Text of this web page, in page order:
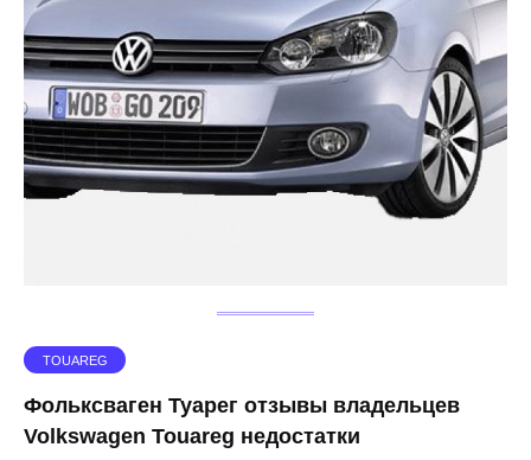
TOUAREG
Фольксваген Туарег отзывы владельцев
Volkswagen Touareg недостатки